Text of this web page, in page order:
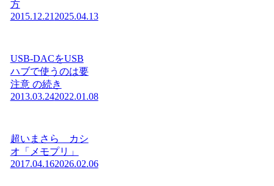
方
2015.12.21 2025.04.13
USB-DACをUSB
ハブで使うのは要
注意 の続き
2013.03.242022.01.08
超いまさら カシ
オ「メモプリ」
2017.04.162026.02.06